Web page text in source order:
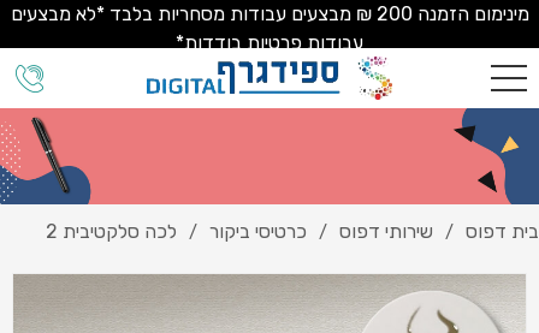
מינימום הזמנה 200 ₪ מבצעים עבודות מסחריות בלבד *לא מבצעים
עבודות פרטיות בודדות*
בית דפוס / שירותי דפוס / כרטיסי ביקור / לכה סלקטיבית 2